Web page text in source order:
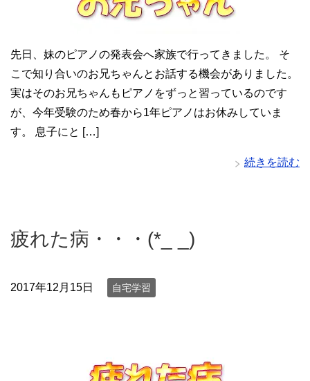
先日、妹のピアノの発表会へ家族で行ってきました。 そ
こで知り合いのお兄ちゃんとお話する機会がありました。
実はそのお兄ちゃんもピアノをずっと習っているのです
が、今年受験のため春から1年ピアノはお休みしていま
す。 息子にと […]
続きを読む
疲れた病・・・(*_ _)
2017年12月15日 自宅学習